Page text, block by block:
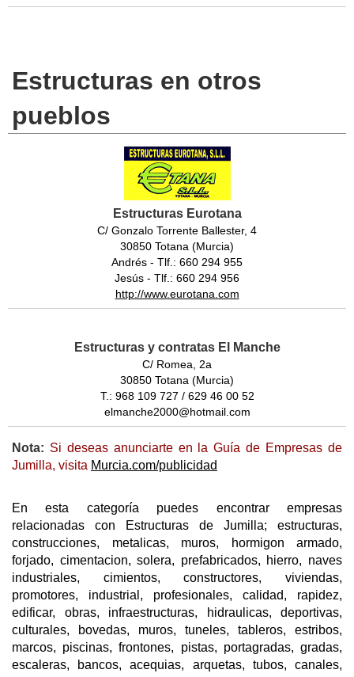
Estructuras en otros
pueblos
Estructuras Eurotana
C/ Gonzalo Torrente Ballester, 4
30850 Totana (Murcia)
Andrés - Tlf.: 660 294 955
Jesús - Tlf.: 660 294 956
http://www.eurotana.com
Estructuras y contratas El Manche
C/ Romea, 2a
30850 Totana (Murcia)
T.: 968 109 727 / 629 46 00 52
elmanche2000@hotmail.com
Nota: Si deseas anunciarte en la Guía de Empresas de
Jumilla, visita Murcia.com/publicidad
En esta categoría puedes encontrar empresas
relacionadas con Estructuras de Jumilla; estructuras,
construcciones, metalicas, muros, hormigon armado,
forjado, cimentacion, solera, prefabricados, hierro, naves
industriales, cimientos, constructores, viviendas,
promotores, industrial, profesionales, calidad, rapidez,
edificar, obras, infraestructuras, hidraulicas, deportivas,
culturales, bovedas, muros, tuneles, tableros, estribos,
marcos, piscinas, frontones, pistas, portagradas, gradas,
escaleras, bancos, acequias, arquetas, tubos, canales,